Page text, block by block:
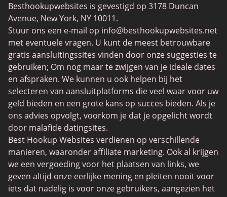
Together2Night
MyLOL
Swingtowns
Instabang
Besthookupwebsites is gevestigd op 3178 Duncan
Avenue, New York, NY 10011.
Stuur ons een e-mail op info@besthookupwebsites.net
met eventuele vragen. U kunt de meest betrouwbare
gratis aansluitingssites vinden door onze suggesties te
gebruiken; Om nog maar te zwijgen van je ideale dates
en afspraken. We kunnen u ook helpen bij het
selecteren van aansluitplatforms die veel waar voor uw
geld bieden en een grote kans op succes bieden. Als je
ons advies opvolgt, voorkom je dat je opgelicht wordt
door malafide datingsites.
Best Hookup Websites verdienen op verschillende
manieren, waaronder affiliate marketing. Ook al krijgen
we een vergoeding voor het plaatsen van links, we
geven altijd onze eerlijke mening en pleiten nooit voor
iets dat nadelig is voor onze gebruikers, aangezien het